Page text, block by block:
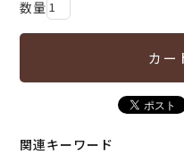
カー
関連キーワード